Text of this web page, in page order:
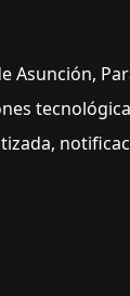
Asunción,